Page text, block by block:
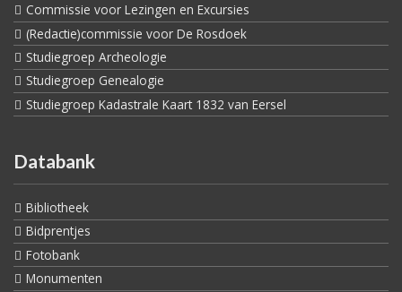
Commissie voor Lezingen en Excursies
(Redactie)commissie voor De Rosdoek
Studiegroep Archeologie
Studiegroep Genealogie
Studiegroep Kadastrale Kaart 1832 van Eersel
Databank
Bibliotheek
Bidprentjes
Fotobank
Monumenten